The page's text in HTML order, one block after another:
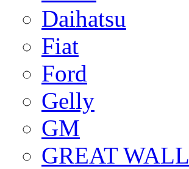
Daihatsu
Fiat
Ford
Gelly
GM
GREAT WALL